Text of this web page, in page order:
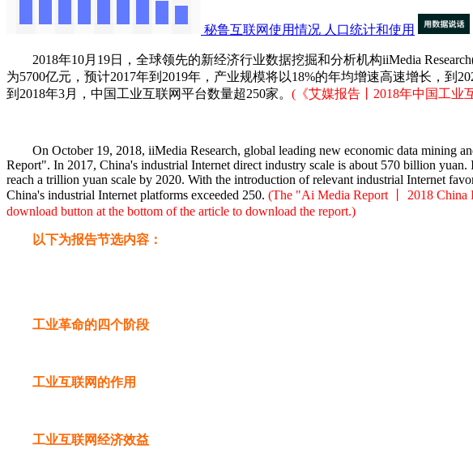
秘鲁互联网使用情况 人口统计和使用
2018年10月19日，全球领先的新经济行业数据挖掘和分析机构iiMedia
为5700亿元，预计2017年到2019年，产业规模将以18%的年均增速高速增长，
到2018年3月，中国工业互联网平台数量超250家。 (《艾媒报告丨2018年中国工业
On October 19, 2018, iiMedia Research, global leading new economic data mining
Report". In 2017, China's industrial Internet direct industry scale is about 570 billion
reach a trillion yuan scale by 2020. With the introduction of relevant industrial Internet
China's industrial Internet platforms exceeded 250. (The "Ai Media Report 丨 2018 China
download button at the bottom of the article to download the report.)
以下为报告节选内容：
工业革命的四个阶段
工业互联网的作用
工业互联网经济效益